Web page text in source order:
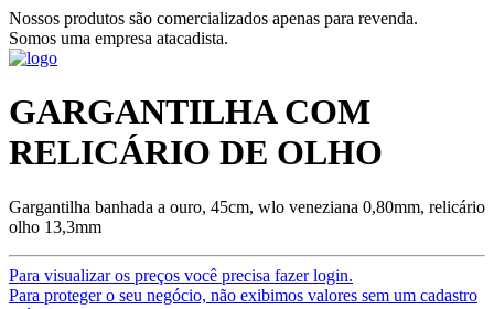
Nossos produtos são comercializados apenas para revenda.
Somos uma empresa atacadista.
GARGANTILHA COM
RELICÁRIO DE OLHO
Gargantilha banhada a ouro, 45cm, wlo veneziana 0,80mm, relicário
olho 13,3mm
Para visualizar os preços você precisa fazer login.
Para proteger o seu negócio, não exibimos valores sem um cadastro